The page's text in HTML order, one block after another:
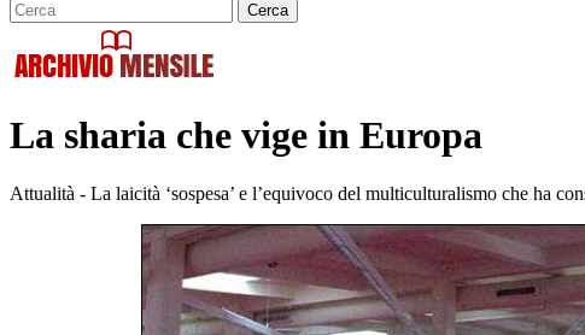
La sharia che vige in Europa
Attualità - La laicità ‘sospesa’ e l’equivoco del multiculturalismo che ha